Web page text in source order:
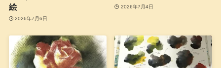
絵
2026年7月6日
2026年7月4日